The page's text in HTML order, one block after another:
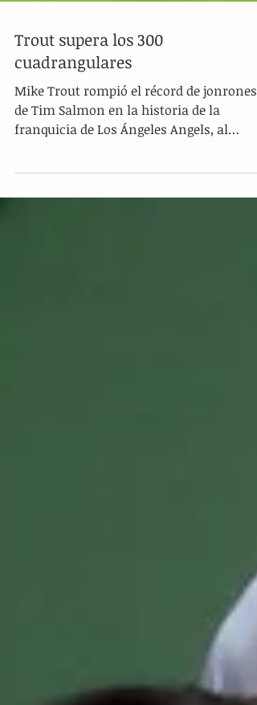
Trout supera los 300
cuadrangulares
Mike Trout rompió el récord de jonrones
de Tim Salmon en la historia de la
conectar el número 300 el...